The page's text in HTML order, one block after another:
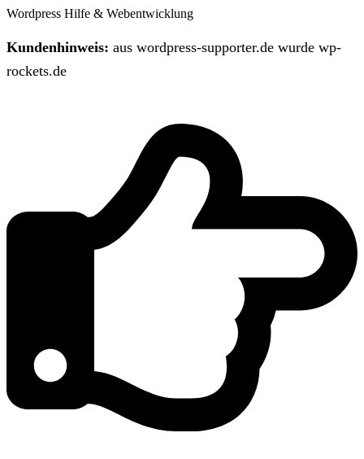
Wordpress Hilfe & Webentwicklung
Kundenhinweis: aus wordpress-supporter.de wurde wp-
rockets.de